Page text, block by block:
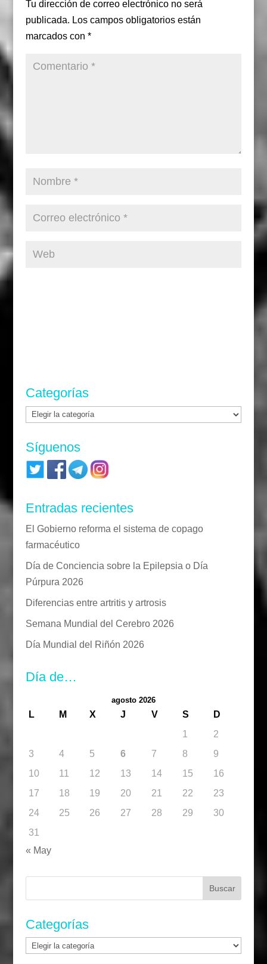
Tu dirección de correo electrónico no será
publicada. Los campos obligatorios están
marcados con *
Categorías
Categorías
Síguenos
Entradas recientes
El Gobierno reforma el sistema de copago
farmacéutico
Día de Conciencia sobre la Epilepsia o Día
Púrpura 2026
Diferencias entre artritis y artrosis
Semana Mundial del Cerebro 2026
Día Mundial del Riñón 2026
Día de…
agosto 2026
L M X J V S
D
1
2
3
4 5 6 7 8
9
10
11 12 13 14 15
16
17
18 19 20 21 22
23
24
25 26 27 28 29
30
31
« May
Buscar:
Categorías
Categorías